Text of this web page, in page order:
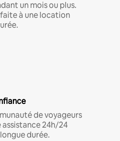
un mois ou plus.
à une location
de voyageurs
24h/24
durée.